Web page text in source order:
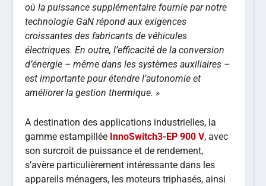
où la puissance supplémentaire fournie par notre
technologie GaN répond aux exigences
croissantes des fabricants de véhicules
électriques. En outre, l’efficacité de la conversion
d’énergie – même dans les systèmes auxiliaires –
est importante pour étendre l’autonomie et
améliorer la gestion thermique. »
A destination des applications industrielles, la
gamme estampillée InnoSwitch3-EP 900 V, avec
son surcroît de puissance et de rendement,
s’avère particulièrement intéressante dans les
appareils ménagers, les moteurs triphasés, ainsi